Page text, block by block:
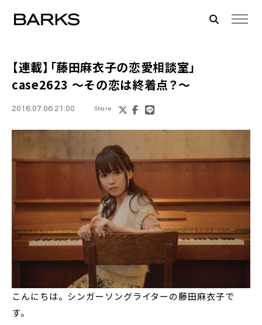
【連載】「藤田麻衣子の恋愛相談室」
case2623 ～その恋は終着点？～
2016.07.06 21:00 Share
こんにちは。シンガーソングライターの藤田麻衣子で
す。